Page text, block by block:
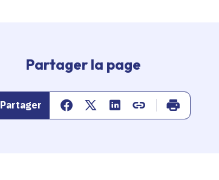
Partager la page
Partager Partager sur Facebook
Partager sur Twitter
Partager sur Linkedin
Copier dans le
Imprimer